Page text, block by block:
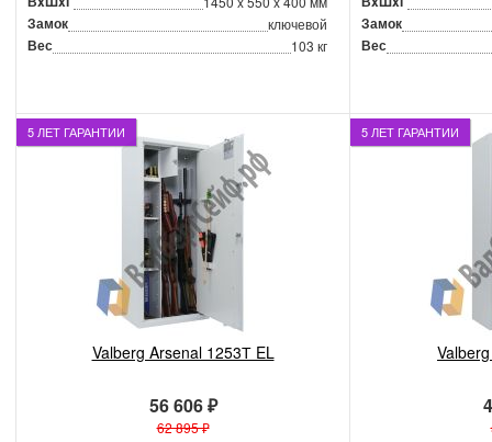
Замок ключевой
Вес 103 кг
Замок
Вес
5 ЛЕТ ГАРАНТИИ
Valberg Arsenal 1253Т EL
56 606 ₽
62 895 ₽
5 ЛЕТ ГАРАНТИИ